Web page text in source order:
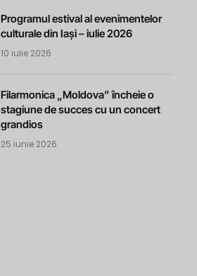
Programul estival al evenimentelor
culturale din Iași – iulie 2026
10 iulie 2026
Filarmonica „Moldova” încheie o
stagiune de succes cu un concert
grandios
25 iunie 2026